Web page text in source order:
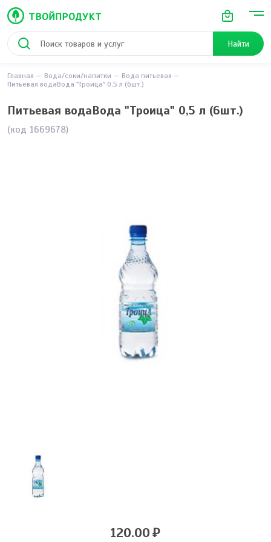
Найти
Главная Вода/соки/напитки
Вода питьевая
Питьевая водаВода "Троица" 0,5 л (6шт.)
Питьевая водаВода "Троица" 0,5 л (6шт.)
(код 1669678)
120.00